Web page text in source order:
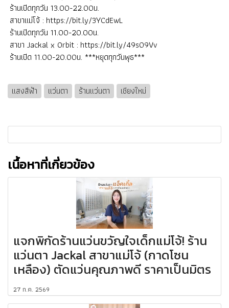
ร้านเปิดทุกวัน 13.00-22.00น.
สาขาแม่โจ้ : https://bit.ly/3YCdEwL
ร้านเปิดทุกวัน 11.00-20.00น.
สาขา Jackal x Orbit : https://bit.ly/49s09Vv
ร้านเปิด 11.00-20.00น. ***หยุดทุกวันพุธ***
แสงสีฟ้า แว่นตา ร้านแว่นตา เชียงใหม่
เนื้อหาที่เกี่ยวข้อง
แจกพิกัดร้านแว่นขวัญใจเด็กแม่โจ้! ร้าน
แว่นตา Jackal สาขาแม่โจ้ (กาดโซน
เหลือง) ตัดแว่นคุณภาพดี ราคาเป็นมิตร
27 ก.ค. 2569